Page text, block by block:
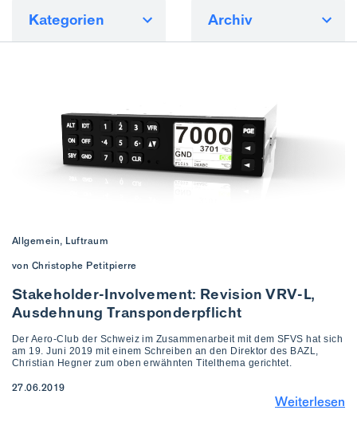
Kategorien Archiv
Allgemein, Luftraum
von Christophe Petitpierre
Stakeholder-Involvement: Revision VRV-L,
Ausdehnung Transponderpflicht
Der Aero-Club der Schweiz im Zusammenarbeit mit dem SFVS hat sich
am 19. Juni 2019 mit einem Schreiben an den Direktor des BAZL,
Christian Hegner zum oben erwähnten Titelthema gerichtet.
27.06.2019
Weiterlesen